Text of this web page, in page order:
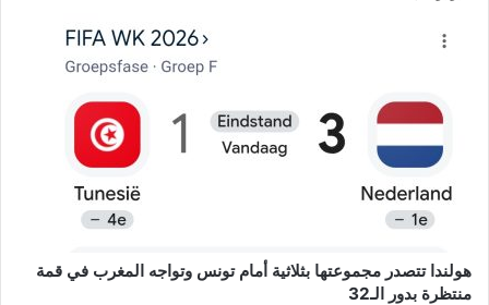
هولندا تتصدر مجموعتها بثلاثية أمام تونس وتواجه المغرب في قمة
منتظرة بدور الـ32